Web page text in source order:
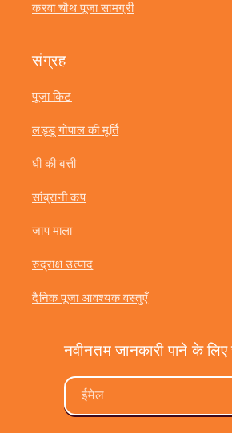
करवा चौथ पूजा सामग्री
संग्रह
पूजा किट
लड्डू गोपाल की मूर्ति
घी की बत्ती
सांब्रानी कप
जाप माला
रुद्राक्ष उत्पाद
दैनिक पूजा आवश्यक वस्तुएँ
नवीनतम जानकारी पाने के
ईमेल